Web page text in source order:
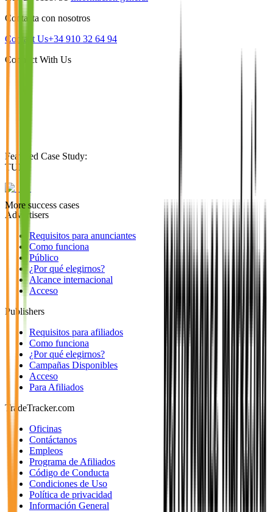
Contacta con nosotros
Contact Us+34 910 32 64 94
Connect With Us
Featured Case Study:
TUI
More success cases
Advertisers
Requisitos para anunciantes
Como funciona
Público
¿Por qué elegirnos?
Alcance internacional
Acceso
Publishers
Requisitos para afiliados
Como funciona
¿Por qué elegirnos?
Campañas Disponibles
Acceso
Para Afiliados
TradeTracker.com
Oficinas
Contáctanos
Empleos
Programa de Afiliados
Código de Conducta
Condiciones de Uso
Política de privacidad
Información General